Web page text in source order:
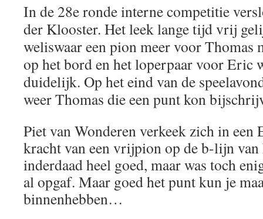
In de 28e ronde interne competitie
der Klooster. Het leek lange tijd vrij
weliswaar een pion meer voor Thomas
op het bord en het loperpaar voor Eric
duidelijk. Op het eind van de
weer Thomas die een punt kon
Piet van Wonderen verkeek zich in een
kracht van een vrijpion op de b-lijn
inderdaad heel goed, maar was toch
al opgaf. Maar goed het punt kun je
binnenhebben…